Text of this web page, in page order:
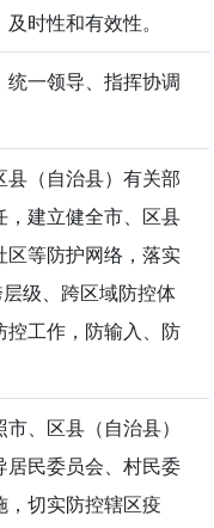
时性和有效性。
一领导、指挥协调
（自治县）有关部
，建立健全市、区县
区等防护网络，落实
级、跨区域防控体
控工作，防输入、防
、区县（自治县）
居民委员会、村民委
，切实防控辖区疫